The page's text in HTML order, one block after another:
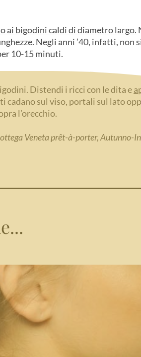
ai bigodini caldi di diametro largo.
Negli anni ’40, infatti, non
10-15 minuti.
Distendi i ricci con le dita e
cadano sul viso, portali sul lato
l’orecchio.
Veneta prêt-à-porter,